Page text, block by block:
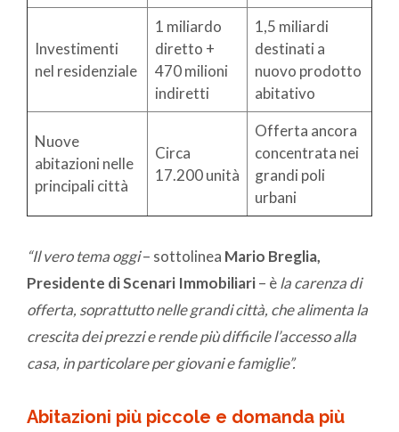
Investimenti
nel residenziale
1 miliardo
diretto +
470 milioni
indiretti
1,5 miliardi
destinati a
nuovo prodotto
abitativo
Nuove
abitazioni nelle
principali città
Circa
17.200 unità
Offerta ancora
concentrata nei
grandi poli
urbani
“Il vero tema oggi– sottolinea Mario Breglia,
Presidente di Scenari Immobiliari– èla carenza di
offerta, soprattutto nelle grandi città, che alimenta la
crescita dei prezzi e rende più difficile l’accesso alla
casa, in particolare per giovani e famiglie”.
Abitazioni più piccole e domanda più